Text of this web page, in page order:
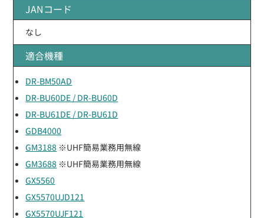
JANコード
なし
適合機種
DR-BM50AD
DR-BU60DE / DR-BU60D
DR-BU61DE / DR-BU61D
GDB4000
GM3188 ※UHF簡易業務用無線
GM3688 ※UHF簡易業務用無線
GX5560
GX5570UJD121
GX5570UJF121